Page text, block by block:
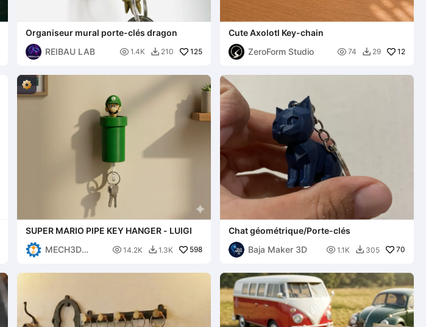
Organiseur mural porte-clés dragon
REIBAU LAB
 1.4K  210 125
Cute Axolotl Key-chain
ZeroForm Studio
 74  29 12
SUPER MARIO PIPE KEY HANGER - LUIGI
MECH3D
 14.2K  1.3K 598
Chat géométrique/Porte-clés
Baja Maker 3D
 1.1K  305 70